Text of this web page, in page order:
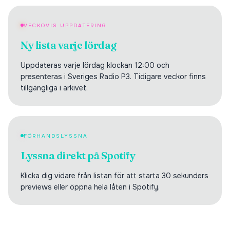
VECKOVIS UPPDATERING
Ny lista varje lördag
Uppdateras varje lördag klockan 12:00 och
presenteras i Sveriges Radio P3. Tidigare veckor finns
tillgängliga i arkivet.
FÖRHANDSLYSSNA
Lyssna direkt på Spotify
Klicka dig vidare från listan för att starta 30 sekunders
previews eller öppna hela låten i Spotify.